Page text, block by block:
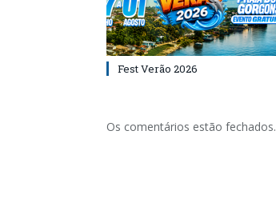
Fest Verão 2026
Os comentários estão fechados.